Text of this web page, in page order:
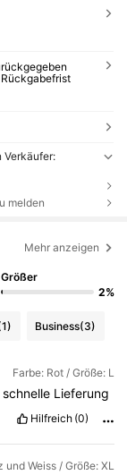
Verkäufer:
melden
Mehr anzeigen
Größer
2%
Business(3)
Farbe: Rot / Größe: L
schnelle Lieferung
Hilfreich (0)
und Weiss / Größe: XL